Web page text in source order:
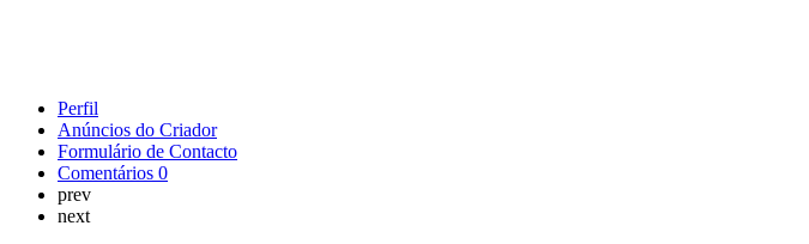
Perfil
Anúncios do Criador
Formulário de Contacto
Comentários 0
prev
next